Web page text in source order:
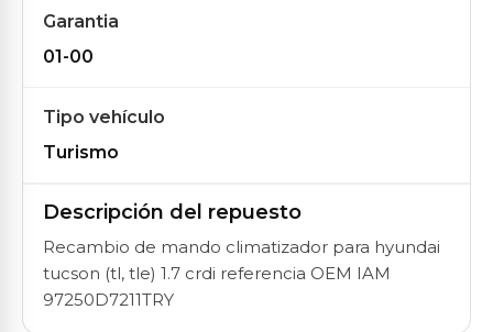
Garantia
01-00
Tipo vehículo
Turismo
Descripción del repuesto
Recambio de mando climatizador para hyundai
tucson (tl, tle) 1.7 crdi referencia OEM IAM
97250D7211TRY